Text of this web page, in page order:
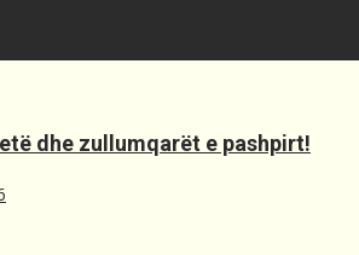
dhe zullumqarët e pashpirt!